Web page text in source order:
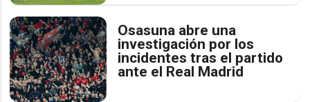
Osasuna abre una
investigación por los
incidentes tras el partido
ante el Real Madrid